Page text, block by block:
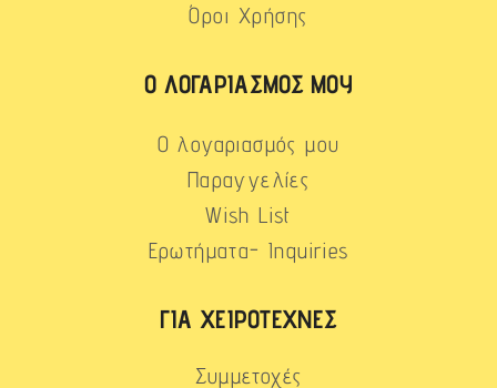
Όροι Χρήσης
Ο ΛΟΓΑΡΙΑΣΜΌΣ ΜΟΥ
Ο λογαριασμός μου
Παραγγελίες
Wish List
Ερωτήματα- Inquiries
ΓΙΑ ΧΕΙΡΟΤΈΧΝΕΣ
Συμμετοχές